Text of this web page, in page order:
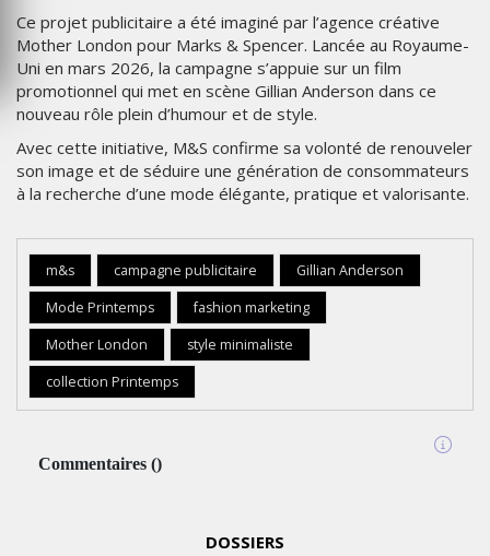
Ce projet publicitaire a été imaginé par l’agence créative
Mother London pour Marks & Spencer. Lancée au Royaume-
Uni en mars 2026, la campagne s’appuie sur un film
promotionnel qui met en scène Gillian Anderson dans ce
nouveau rôle plein d’humour et de style.
Avec cette initiative, M&S confirme sa volonté de renouveler
son image et de séduire une génération de consommateurs
à la recherche d’une mode élégante, pratique et valorisante.
m&s campagne publicitaire
Gillian Anderson
Mode Printemps
fashion marketing
Mother London
style minimaliste
collection Printemps
Commentaires ()
DOSSIERS